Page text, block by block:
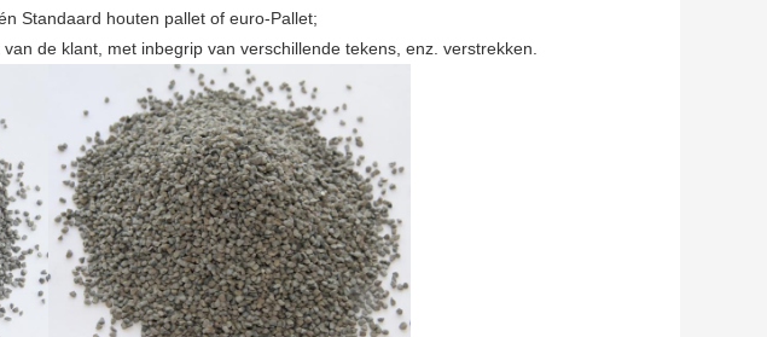
Standaard houten pallet of euro-Pallet;
de klant, met inbegrip van verschillende tekens, enz. verstrekken.